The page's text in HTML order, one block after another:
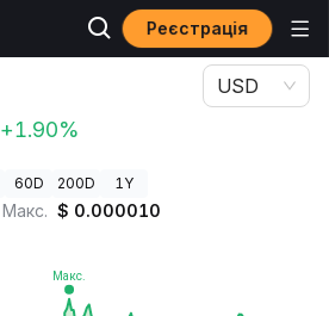
Реєстрація
+1.90%
USD
60D 200D 1Y
Макс. $ 0.000010